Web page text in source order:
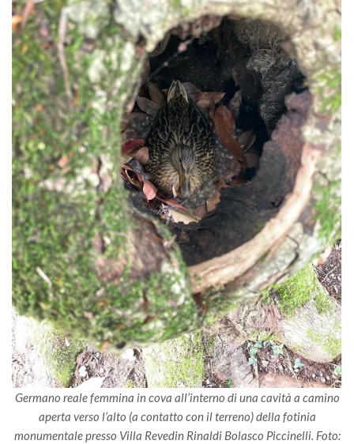
Germano reale femmina in cova all’interno di una cavità a camino
aperta verso l’alto (a contatto con il terreno) della fotinia
monumentale presso Villa Revedin Rinaldi Bolasco Piccinelli. Foto: